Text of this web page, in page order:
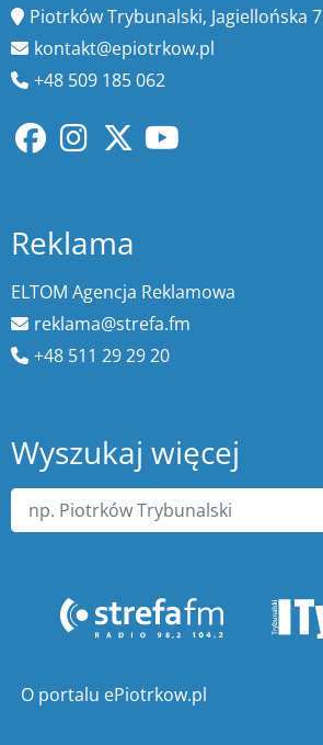
Piotrków Trybunalski, Jagiellońska 7
kontakt@epiotrkow.pl
+48 509 185 062
Reklama
ELTOM Agencja Reklamowa
reklama@strefa.fm
+48 511 29 29 20
Wyszukaj więcej
O portalu ePiotrkow.pl